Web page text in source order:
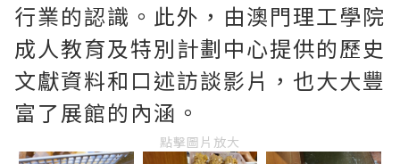
行業的認識。此外，由澳門理工學院
成人教育及特別計劃中心提供的歷史
文獻資料和口述訪談影片，也大大豐
富了展館的內涵。
點擊圖片放大